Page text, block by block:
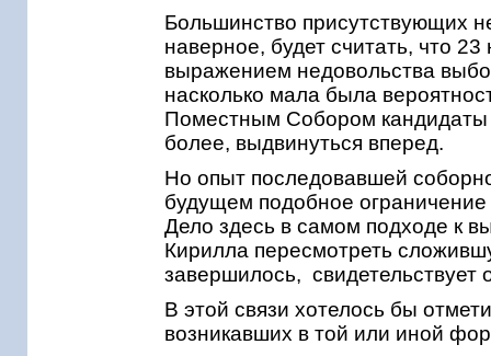
Большинство присутствующих
наверное, будет считать, что
выражением недовольства
насколько мала была
Поместным Собором кандидаты
более, выдвинуться вперед.
Но опыт последовавшей
будущем подобное
Дело здесь в самом подходе к
Кирилла пересмотреть
завершилось,
В этой связи хотелось бы
возникавших в той или иной